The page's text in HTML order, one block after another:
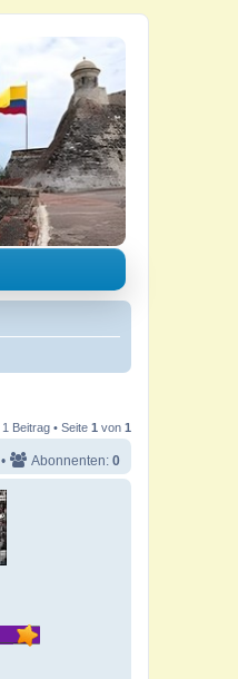
1 Beitrag • Seite 1 von 1
• Abonnenten: 0